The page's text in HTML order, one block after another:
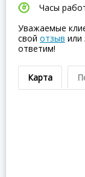
Часы
Уважаемые
свой отзыв или
ответим!
Карта